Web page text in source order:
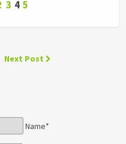
3 4 5
Next Post
Name*